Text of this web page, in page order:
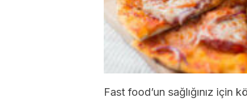
Fast food’un sağlığınız için